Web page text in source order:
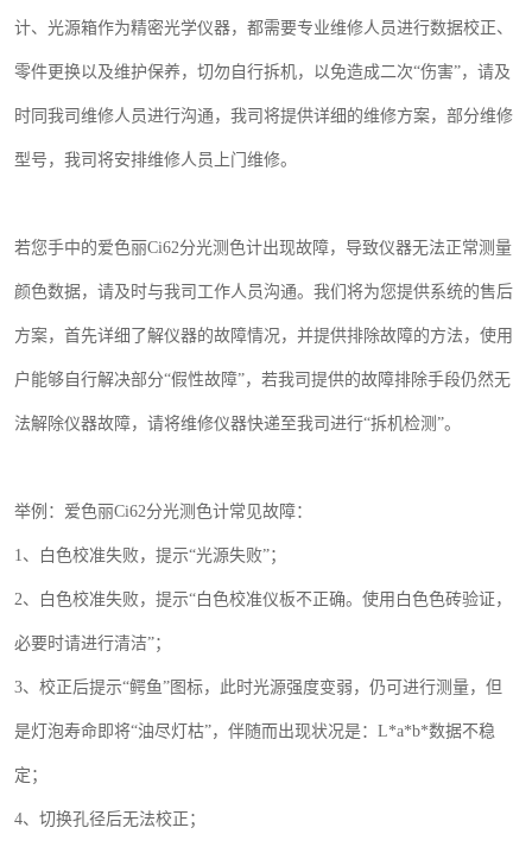
计、光源箱作为精密光学仪器，都需要专业维修人员进行数据校正、
零件更换以及维护保养，切勿自行拆机，以免造成二次“伤害”，请及
时同 我司维修人员进行沟通，我司将提供详细的维修方案，部分维修
型号，我司将安排维修人员上门维修。
若您手中的爱色丽Ci62分光测色计出现故障，导致仪器无法正常测量
颜色数据，请及时与我司工作人员沟通。我们将为您提供系统的售后
方案，首先详细了解仪器的故障情况，并提供排除故障的方法，使用
户能够自行解决部分“假性故障”，若我司提供的故障排除手段仍然无
法解除仪器故障，请将维修仪器快递至我司进行“拆机检测”。
举例： 爱色丽Ci62分光测色计常见故障：
1、白色校准失败，提示“光源失败”；
2、白色校准失败，提示“白色校准仪板不正确。使用白色色砖验证，
必要时请进行清洁”；
3、校正后提示“鳄鱼”图标，此时光源强度变弱，仍可进行测量，但
是灯泡寿命即将“油尽灯枯”，伴随而出现状况是： L*a*b*数据不稳
定；
4、切换孔径后无法校正；